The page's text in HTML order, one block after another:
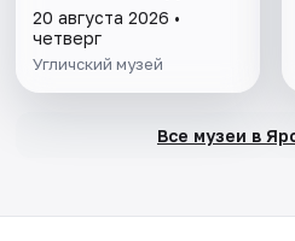
20 августа 2026 •
четверг
Угличский музей
Все музеи в